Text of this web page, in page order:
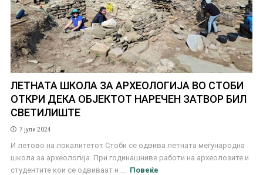
ЛЕТНАТА ШКОЛА ЗА АРХЕОЛОГИЈА ВО СТОБИ
ОТКРИ ДЕКА ОБЈЕКТОТ НАРЕЧЕН ЗАТВОР БИЛ
СВЕТИЛИШТЕ
7 јули 2024
И летово на локалитетот Стоби се одвива летната меѓународна
школа за археологија. При годинашниве работи на археолозите и
студентите кои се одвиваат н ...
Повеќе